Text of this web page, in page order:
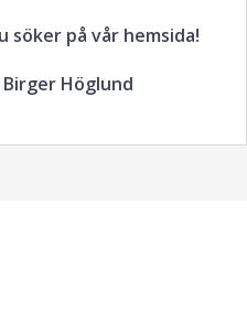
söker på vår hemsida!
Höglund